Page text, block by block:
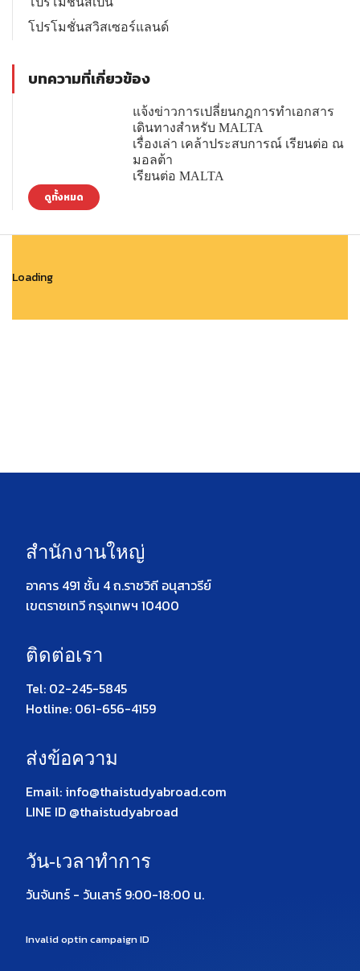
โปรโมชั่นสวิสเซอร์แลนด์
บทความที่เกี่ยวข้อง
แจ้งข่าวการเปลี่ยนกฎการทำเอกสาร
เดินทางสำหรับ MALTA
เรื่องเล่า เคล้าประสบการณ์ เรียนต่อ ณ
มอลต้า
เรียนต่อ MALTA
ดูทั้งหมด
Loading
สำนักงานใหญ่
อาคาร 491 ชั้น 4 ถ.ราชวิถี อนุสาวรีย์
เขตราชเทวี กรุงเทพฯ 10400
ติดต่อเรา
Tel: 02-245-5845
Hotline: 061-656-4159
ส่งข้อความ
Email: info@thaistudyabroad.com
LINE ID @thaistudyabroad
วัน-เวลาทำการ
วันจันทร์ - วันเสาร์ 9:00-18:00 น.
Invalid optin campaign ID